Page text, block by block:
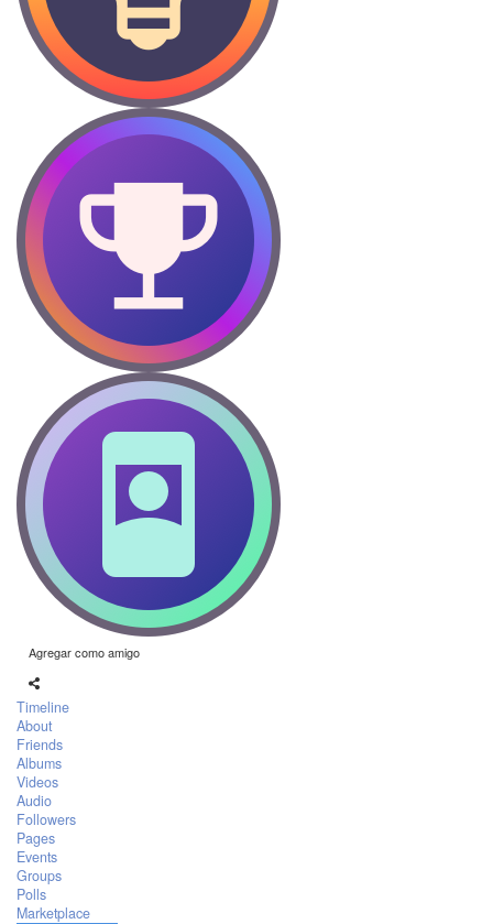
Agregar como amigo
Timeline
About
Friends
Albums
Videos
Audio
Followers
Pages
Events
Groups
Polls
Marketplace